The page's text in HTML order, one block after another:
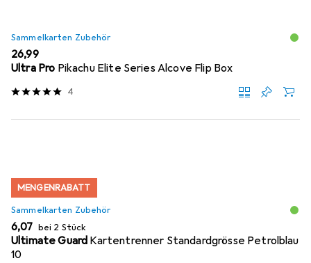
Sammelkarten Zubehör
EUR
26,99
Ultra Pro Pikachu Elite Series Alcove Flip Box
4
MENGENRABATT
Sammelkarten Zubehör
EUR
6,07 bei 2 Stück
Ultimate Guard Kartentrenner Standardgrösse Petrolblau
10